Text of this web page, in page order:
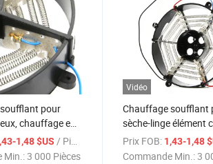
pour
chauffage en
et beauté
1,48 $US/ Pièce
Min.:3 000 Pièces
Vidéo
Chauffage soufflant
sèche-linge élément
électrique pour
vêtements
Prix FOB: 1,43-1,48
Commande Min.:3